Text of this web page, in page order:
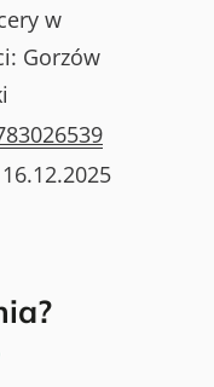
w
Gorzów
16.12.2025